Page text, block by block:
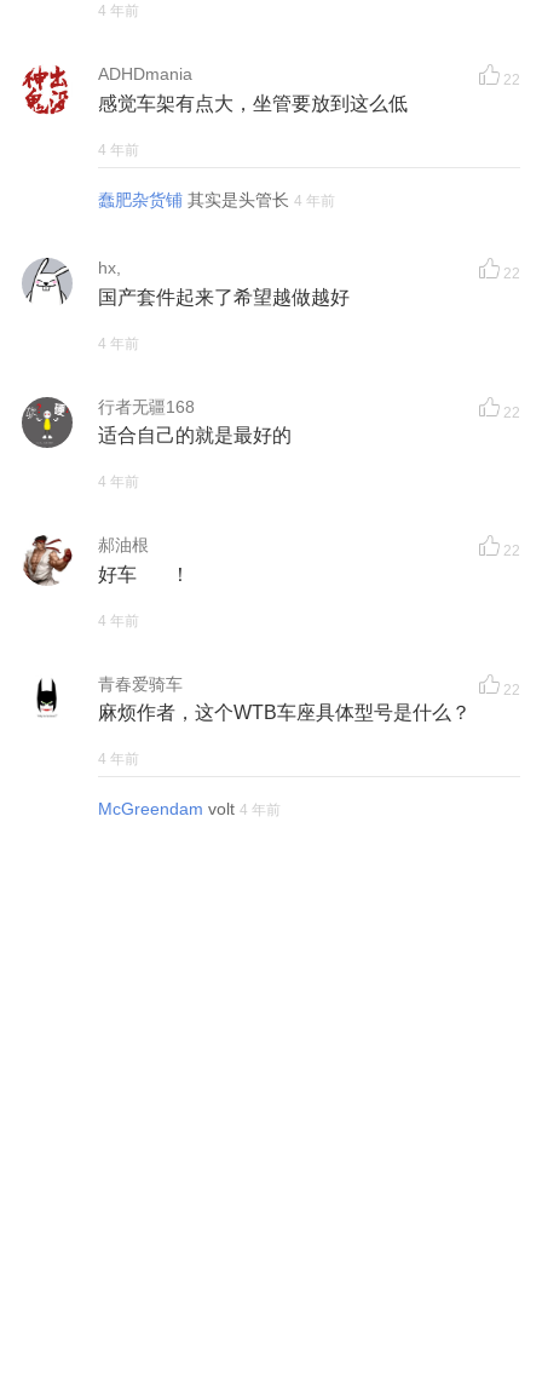
4 年前
ADHDmania 22
感觉车架有点大，坐管要放到这么低
4 年前
蠢肥杂货铺 其实是头管长 4 年前
hx, 22
国产套件起来了希望越做越好
4 年前
行者无疆168 22
适合自己的就是最好的
4 年前
郝油根 22
好车 ！
4 年前
青春爱骑车 22
麻烦作者，这个WTB车座具体型号是什么？
4 年前
McGreendam volt 4 年前